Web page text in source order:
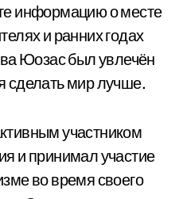
информацию о месте
и ранних годах
Юозас был увлечён
сделать мир лучше.
участником
и принимал участие
во время своего